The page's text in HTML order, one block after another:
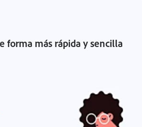
forma más rápida y sencilla